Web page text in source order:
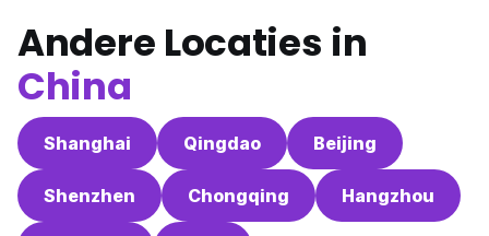
Andere Locaties in
China
Shanghai Qingdao Beijing
Shenzhen Chongqing Hangzhou